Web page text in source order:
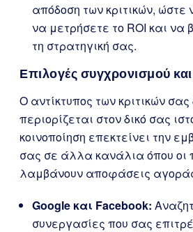
απόδοση των κριτικών, ώστε
να μετρήσετε το ROI και να
τη στρατηγική σας.
Επιλογές συγχρονισμού
Ο αντίκτυπος των κριτικών
περιορίζεται στον δικό σας
κοινοποίηση επεκτείνει την
σας σε άλλα κανάλια όπου οι
λαμβάνουν αποφάσεις
Google και Facebook:
συνεργασίες που σας